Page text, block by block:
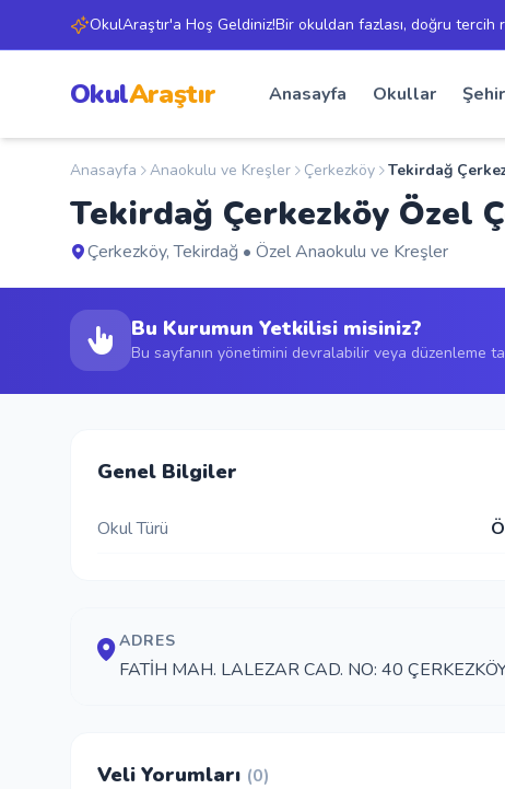
OkulAraştır'a Hoş Geldiniz!Bir okuldan fazlası, doğru tercih
OkulAraştır Anasayfa Okullar
Anasayfa Anaokulu ve Kreşler Çerkezköy Tekirdağ
Tekirdağ Çerkezköy Özel
Çerkezköy, Tekirdağ • Özel Anaokulu ve Kreşler
Bu Kurumun Yetkilisi misiniz?
Bu sayfanın yönetimini devralabilir veya düzenleme
Genel Bilgiler
Okul Türü
ADRES
FATİH MAH. LALEZAR CAD. NO: 40
Veli Yorumları (0)